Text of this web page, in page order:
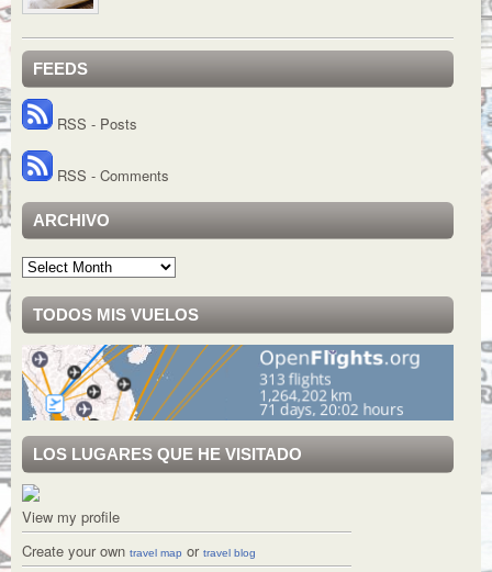
FEEDS
RSS - Posts
RSS - Comments
ARCHIVO
Archivo
TODOS MIS VUELOS
LOS LUGARES QUE HE VISITADO
View my profile
Create your own travel map or travel blog